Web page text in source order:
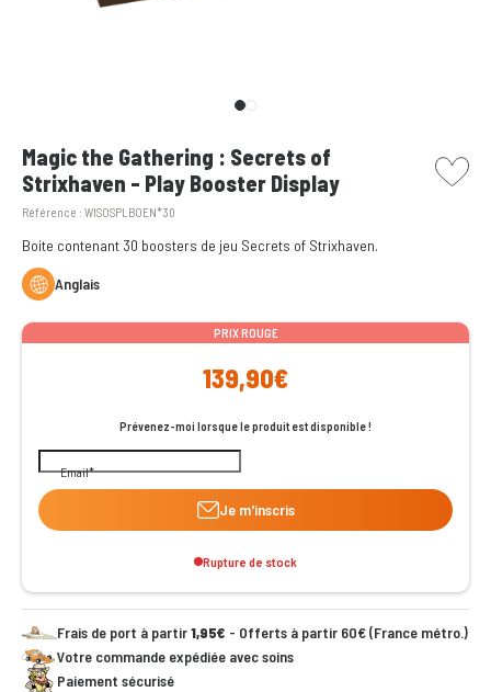
Magic the Gathering : Secrets of
Strixhaven - Play Booster Display
Référence : WISOSPLBOEN*30
picto
Boite contenant 30 boosters de jeu Secrets of Strixhaven.
Anglais
PRIX ROUGE
139,90€
Prévenez-moi lorsque le produit est disponible !
Email
Je m'inscris
Rupture de stock
Frais de port à partir1,95€ - Offerts à partir 60€ (France métro.)
Votre commande expédiée avec soins
Paiement sécurisé